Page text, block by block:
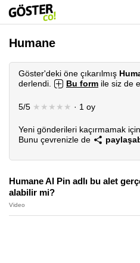
Humane
Göster'deki öne çıkarılmış
derlendi.
Bu form ile siz de
5/5 ★★★★★ · 1 oy
Yeni gönderileri kaçırmamak için
Bunu çevrenizle de
Humane AI Pin adlı bu alet
alabilir mi?
Video